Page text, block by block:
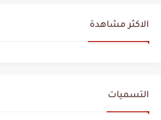
الاكثر مشاهدة
التسميات